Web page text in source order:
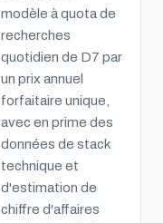
modèle à quota de
recherches
quotidien de D7 par
un prix annuel
forfaitaire unique,
avec en prime des
données de stack
technique et
d'estimation de
chiffre d'affaires